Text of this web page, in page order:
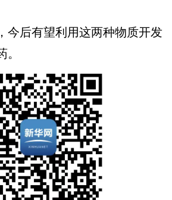
后有望利用这两种物质开发